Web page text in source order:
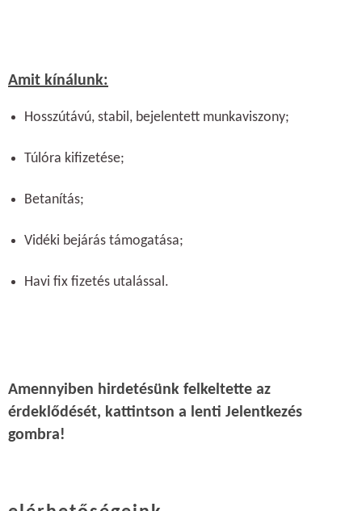
Amit kínálunk:
Hosszútávú, stabil, bejelentett munkaviszony;
Túlóra kifizetése;
Betanítás;
Vidéki bejárás támogatása;
Havi fix fizetés utalással.
Amennyiben hirdetésünk felkeltette az
érdeklődését, kattintson a lenti Jelentkezés
gombra!